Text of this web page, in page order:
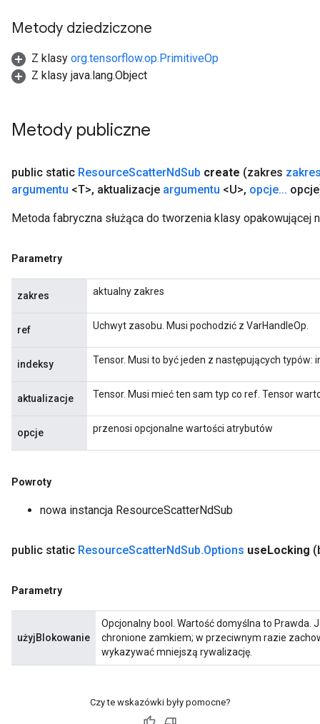
Metody dziedziczone
Z klasy org.tensorflow.op.PrimitiveOp
Z klasy java.lang.Object
Metody publiczne
public static ResourceScatterNdSub create (zakres
argumentu <T>, aktualizacje argumentu <U>, opcje...
Metoda fabryczna służąca do tworzenia klasy opakowującej
Parametry
zakres aktualny zakres
ref Uchwyt zasobu. Musi pochodzić z VarHandleOp.
indeksy Tensor. Musi to być jeden z następujących typów:
aktualizacje Tensor. Musi mieć ten sam typ co ref. Tensor
opcje przenosi opcjonalne wartości atrybutów
Powroty
nowa instancja ResourceScatterNdSub
public static ResourceScatterNdSub.Options useLocking
Parametry
użyjBlokowanie
Opcjonalny bool. Wartość domyślna to Prawda.
chronione zamkiem; w przeciwnym razie
wykazywać mniejszą rywalizację.
Czy te wskazówki były pomocne?